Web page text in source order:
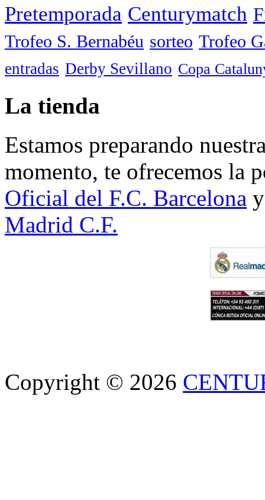
Pretemporada Centurymatch
Trofeo S. Bernabéu sorteo Trofeo
entradas Derby Sevillano Copa
La tienda
Estamos preparando
momento, te ofrecemos la
Oficial del F.C. Barcelona
Madrid C.F.
Copyright © 2026